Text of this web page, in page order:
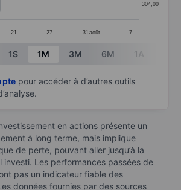
21 27 31 août 7
304,00
chart.
1S 1M 3M 6M 1A
pour accéder à d’autres outils
en actions présente un
à long terme, mais implique
de perte, pouvant aller jusqu’à la
Les performances passées de
pas un indicateur fiable des
données fournies par des sources